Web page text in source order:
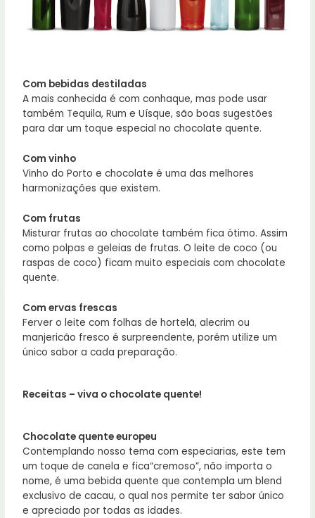
Com bebidas destiladas
A mais conhecida é com conhaque, mas pode usar
também Tequila, Rum e Uísque, são boas sugestões
para dar um toque especial no chocolate quente.
Com vinho
Vinho do Porto e chocolate é uma das melhores
harmonizações que existem.
Com frutas
Misturar frutas ao chocolate também fica ótimo. Assim
como polpas e geleias de frutas. O leite de coco (ou
raspas de coco) ficam muito especiais com chocolate
quente.
Com ervas frescas
Ferver o leite com folhas de hortelã, alecrim ou
manjericão fresco é surpreendente, porém utilize um
único sabor a cada preparação.
Receitas – viva o chocolate quente!
Chocolate quente europeu
Contemplando nosso tema com especiarias, este tem
um toque de canela e fica“cremoso”, não importa o
nome, é uma bebida quente que contempla um blend
exclusivo de cacau, o qual nos permite ter sabor único
e apreciado por todas as idades.